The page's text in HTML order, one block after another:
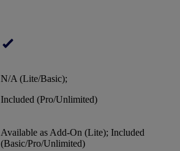
N/A (Lite/Basic);
Included (Pro/Unlimited)
Available as Add-On (Lite); Included
(Basic/Pro/Unlimited)